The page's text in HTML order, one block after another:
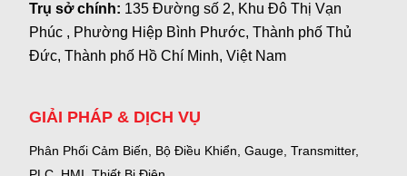
Trụ sở chính: 135 Đường số 2, Khu Đô Thị Vạn
Phúc , Phường Hiệp Bình Phước, Thành phố Thủ
Đức, Thành phố Hồ Chí Minh, Việt Nam
GIẢI PHÁP & DỊCH VỤ
Phân Phối Cảm Biến, Bộ Điều Khiển, Gauge, Transmitter,